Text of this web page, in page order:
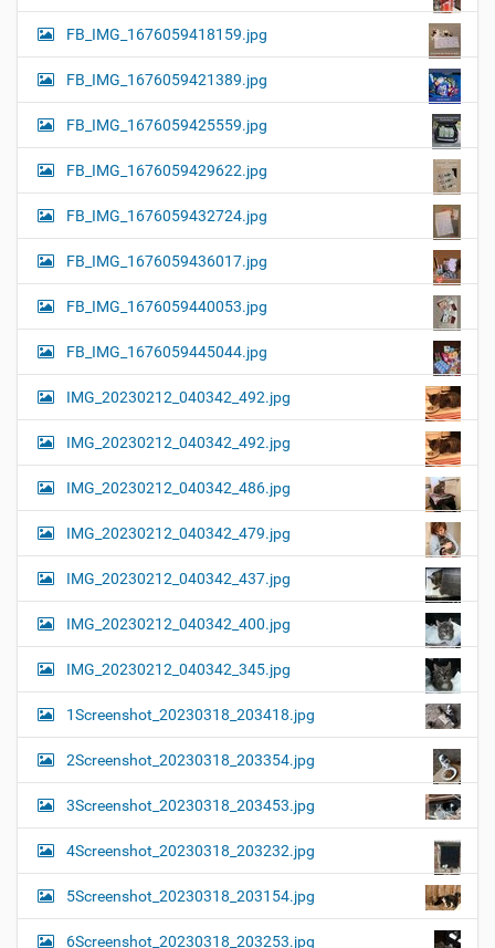
FB_IMG_1676059418159.jpg
FB_IMG_1676059421389.jpg
FB_IMG_1676059425559.jpg
FB_IMG_1676059429622.jpg
FB_IMG_1676059432724.jpg
FB_IMG_1676059436017.jpg
FB_IMG_1676059440053.jpg
FB_IMG_1676059445044.jpg
IMG_20230212_040342_492.jpg
IMG_20230212_040342_492.jpg
IMG_20230212_040342_486.jpg
IMG_20230212_040342_479.jpg
IMG_20230212_040342_437.jpg
IMG_20230212_040342_400.jpg
IMG_20230212_040342_345.jpg
1Screenshot_20230318_203418.jpg
2Screenshot_20230318_203354.jpg
3Screenshot_20230318_203453.jpg
4Screenshot_20230318_203232.jpg
5Screenshot_20230318_203154.jpg
6Screenshot_20230318_203253.jpg